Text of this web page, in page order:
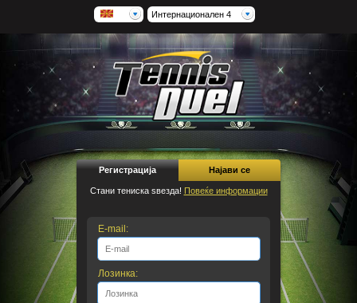
Интернационален 4
Регистрација Најави се
Стани тениска ѕвезда! Повеќе информации
E-mail:
Лозинка: